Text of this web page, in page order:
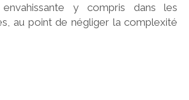
y compris dans les
au point de négliger la complexité